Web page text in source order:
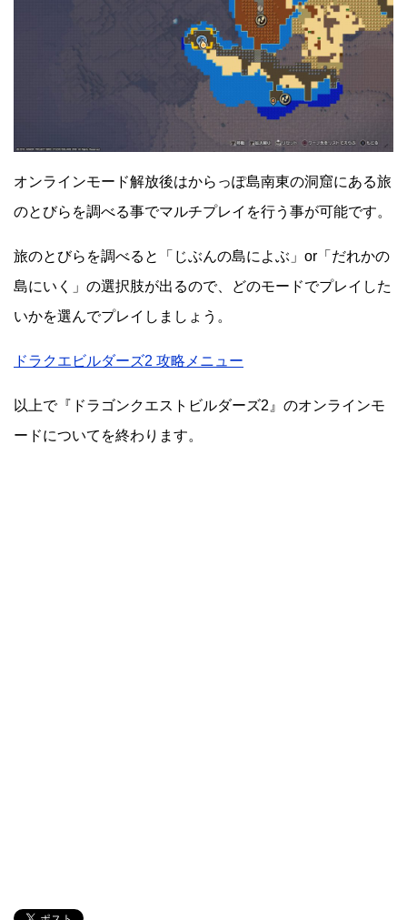
オンラインモード解放後はからっぽ島南東の洞窟にある旅
のとびらを調べる事でマルチプレイを行う事が可能です。
旅のとびらを調べると「じぶんの島によぶ」or「だれかの
島にいく」の選択肢が出るので、どのモードでプレイした
いかを選んでプレイしましょう。
ドラクエビルダーズ2 攻略メニュー
以上で『ドラゴンクエストビルダーズ2』のオンラインモ
ードについてを終わります。